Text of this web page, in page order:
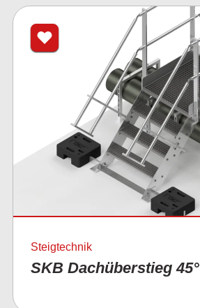
Steigtechnik
SKB Dachüberstieg 45°